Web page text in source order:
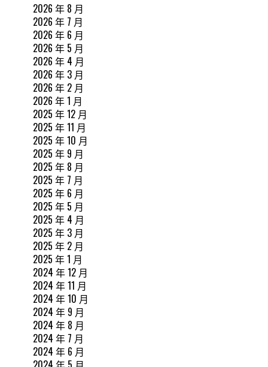
2026 年 8 月
2026 年 7 月
2026 年 6 月
2026 年 5 月
2026 年 4 月
2026 年 3 月
2026 年 2 月
2026 年 1 月
2025 年 12 月
2025 年 11 月
2025 年 10 月
2025 年 9 月
2025 年 8 月
2025 年 7 月
2025 年 6 月
2025 年 5 月
2025 年 4 月
2025 年 3 月
2025 年 2 月
2025 年 1 月
2024 年 12 月
2024 年 11 月
2024 年 10 月
2024 年 9 月
2024 年 8 月
2024 年 7 月
2024 年 6 月